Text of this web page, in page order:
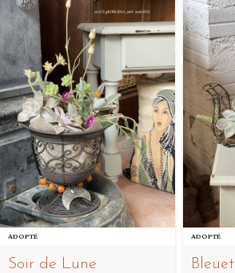
ADOPTÉ
Soir de Lune
ADOPTÉ
Bleuet